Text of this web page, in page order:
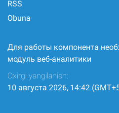
RSS
Obuna
Для работы компонента
модуль веб-аналитики
Oxirgi yangilanish:
10 августа 2026, 14:42